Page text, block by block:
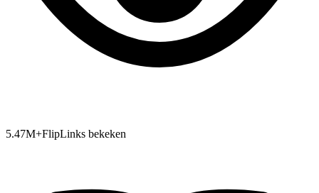
5.47M+FlipLinks bekeken